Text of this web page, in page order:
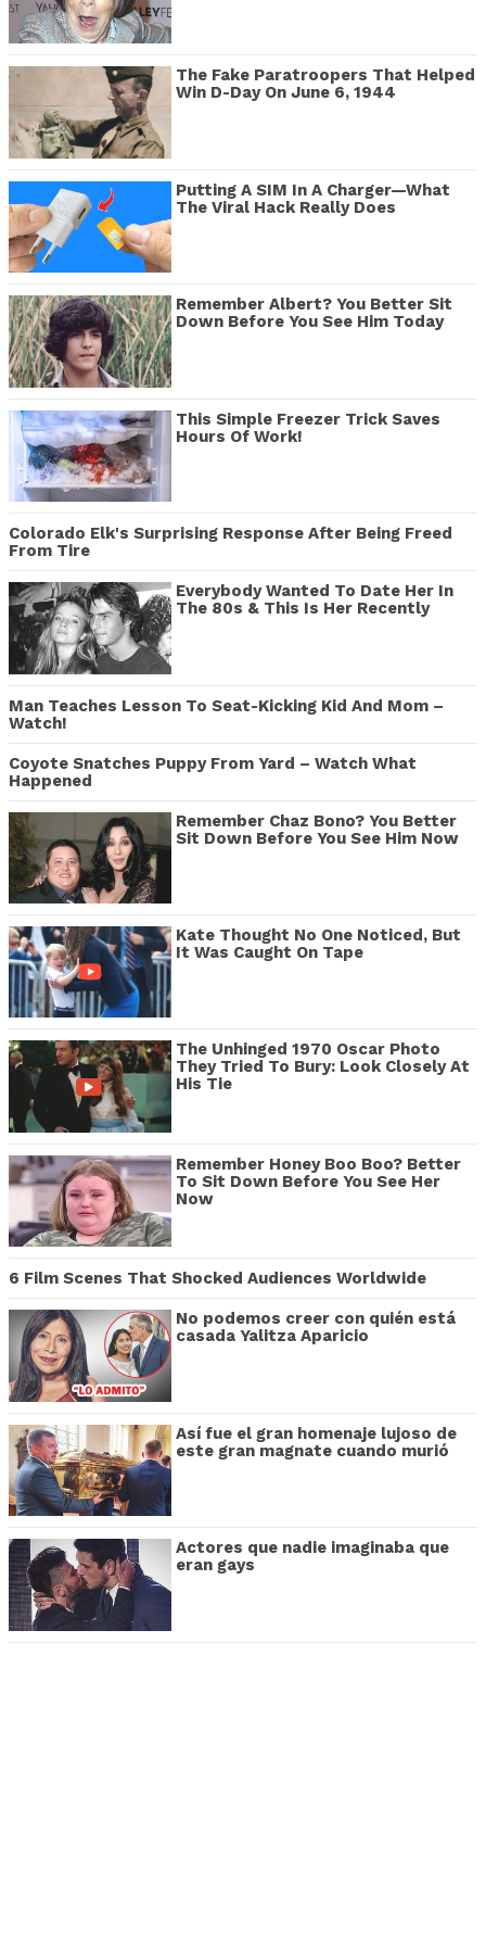
The Fake Paratroopers That Helped
Win D-Day On June 6, 1944
Putting A SIM In A Charger—What
The Viral Hack Really Does
Remember Albert? You Better Sit
Down Before You See Him Today
This Simple Freezer Trick Saves
Hours Of Work!
Colorado Elk's Surprising Response After Being Freed
From Tire
Everybody Wanted To Date Her In
The 80s & This Is Her Recently
Man Teaches Lesson To Seat-Kicking Kid And Mom –
Watch!
Coyote Snatches Puppy From Yard – Watch What
Happened
Remember Chaz Bono? You Better
Sit Down Before You See Him Now
Kate Thought No One Noticed, But
It Was Caught On Tape
The Unhinged 1970 Oscar Photo
They Tried To Bury: Look Closely At
His Tie
Remember Honey Boo Boo? Better
To Sit Down Before You See Her
Now
6 Film Scenes That Shocked Audiences Worldwide
No podemos creer con quién está
casada Yalitza Aparicio
Así fue el gran homenaje lujoso de
este gran magnate cuando murió
Actores que nadie imaginaba que
eran gays